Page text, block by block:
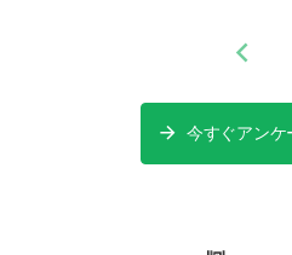
今すぐアンケ